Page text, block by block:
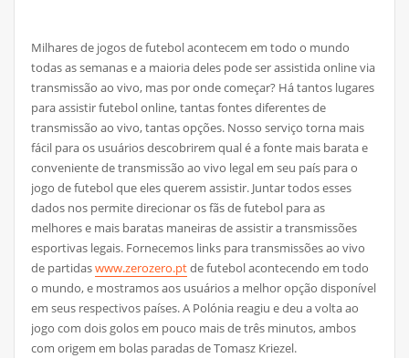
Milhares de jogos de futebol acontecem em todo o mundo
todas as semanas e a maioria deles pode ser assistida online via
transmissão ao vivo, mas por onde começar? Há tantos lugares
para assistir futebol online, tantas fontes diferentes de
transmissão ao vivo, tantas opções. Nosso serviço torna mais
fácil para os usuários descobrirem qual é a fonte mais barata e
conveniente de transmissão ao vivo legal em seu país para o
jogo de futebol que eles querem assistir. Juntar todos esses
dados nos permite direcionar os fãs de futebol para as
melhores e mais baratas maneiras de assistir a transmissões
esportivas legais. Fornecemos links para transmissões ao vivo
de partidaswww.zerozero.ptde futebol acontecendo em todo
o mundo, e mostramos aos usuários a melhor opção disponível
em seus respectivos países. A Polónia reagiu e deu a volta ao
jogo com dois golos em pouco mais de três minutos, ambos
com origem em bolas paradas de Tomasz Kriezel.